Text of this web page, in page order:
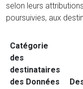
selon leurs
poursuivies, aux
Catégorie
des
destinataires
des Données